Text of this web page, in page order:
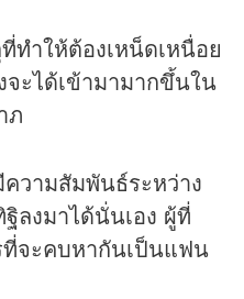
ทำให้ต้องเหน็ดเหนื่อย
ะได้เข้ามามากขึ้นใน
ภ
วามสัมพันธ์ระหว่าง
ลงมาได้นั่นเอง ผู้ที่
จะคบหากันเป็นแฟน